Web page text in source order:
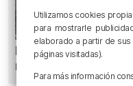
El tiempo este
nuboso
Utilizamos cookies
para mostrarle
elaborado a partir de
páginas visitadas).
Para más información